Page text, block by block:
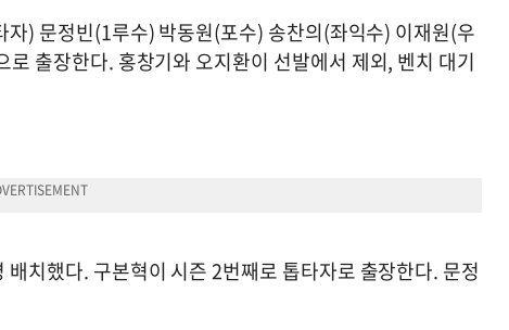
) 문정빈(1루수) 박동원(포수) 송찬의(좌익수) 이재원(우
출장한다. 홍창기와 오지환이 선발에서 제외, 벤치 대기
치했다. 구본혁이 시즌 2번째로 톱타자로 출장한다. 문정